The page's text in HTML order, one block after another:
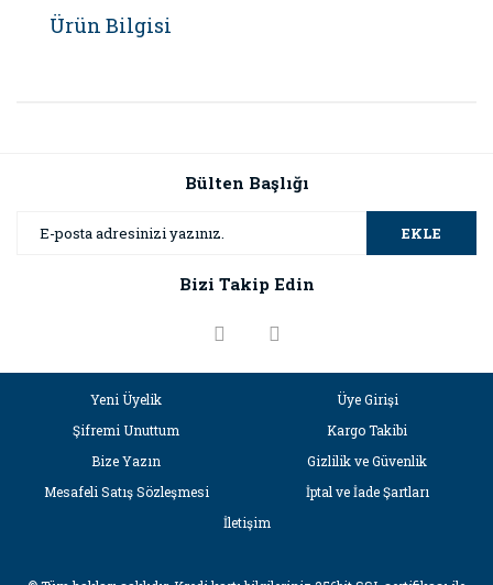
Ürün Bilgisi
Bülten Başlığı
EKLE
Bizi Takip Edin
Yeni Üyelik
Üye Girişi
Şifremi Unuttum
Kargo Takibi
Bize Yazın
Gizlilik ve Güvenlik
Mesafeli Satış Sözleşmesi
İptal ve İade Şartları
İletişim